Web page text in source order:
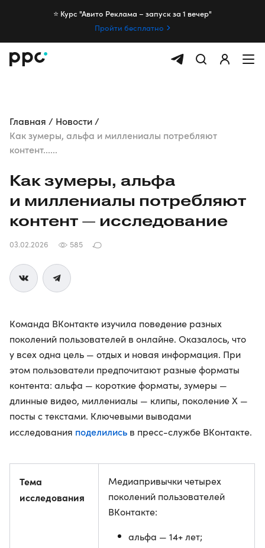
⭐️ Курс "Авито Реклама – запуск за 1 вечер"
Пройти бесплатно
Главная
Новости
Как зумеры, альфа и миллениалы потребляют
контент......
Как зумеры, альфа
и миллениалы потребляют
контент — исследование
03.02.2026 585
Команда ВКонтакте изучила поведение разных
поколений пользователей в онлайне. Оказалось, что
у всех одна цель — отдых и новая информация. При
этом пользователи предпочитают разные форматы
контента: альфа — короткие форматы, зумеры —
длинные видео, миллениалы — клипы, поколение X —
посты с текстами. Ключевыми выводами
исследования поделились в пресс-службе ВКонтакте.
Тема
исследования
Медиапривычки четырех
поколений пользователей
ВКонтакте:
альфа — 14+ лет;